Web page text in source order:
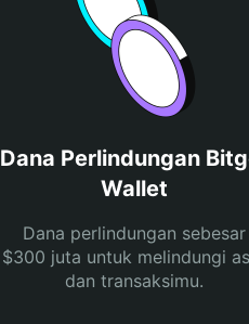
Dana Perlindungan
Wallet
Dana perlindungan sebesar
$300 juta untuk melindungi
dan transaksimu.